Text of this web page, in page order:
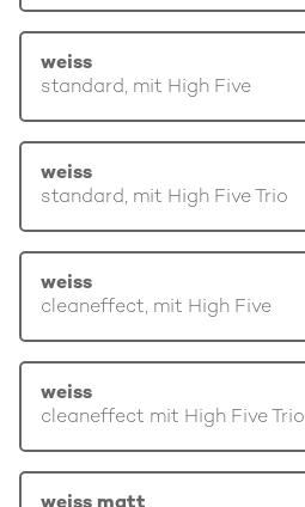
weiss
standard, mit High Five
weiss
standard, mit High Five Trio
weiss
cleaneffect, mit High Five
weiss
cleaneffect mit High Five Trio